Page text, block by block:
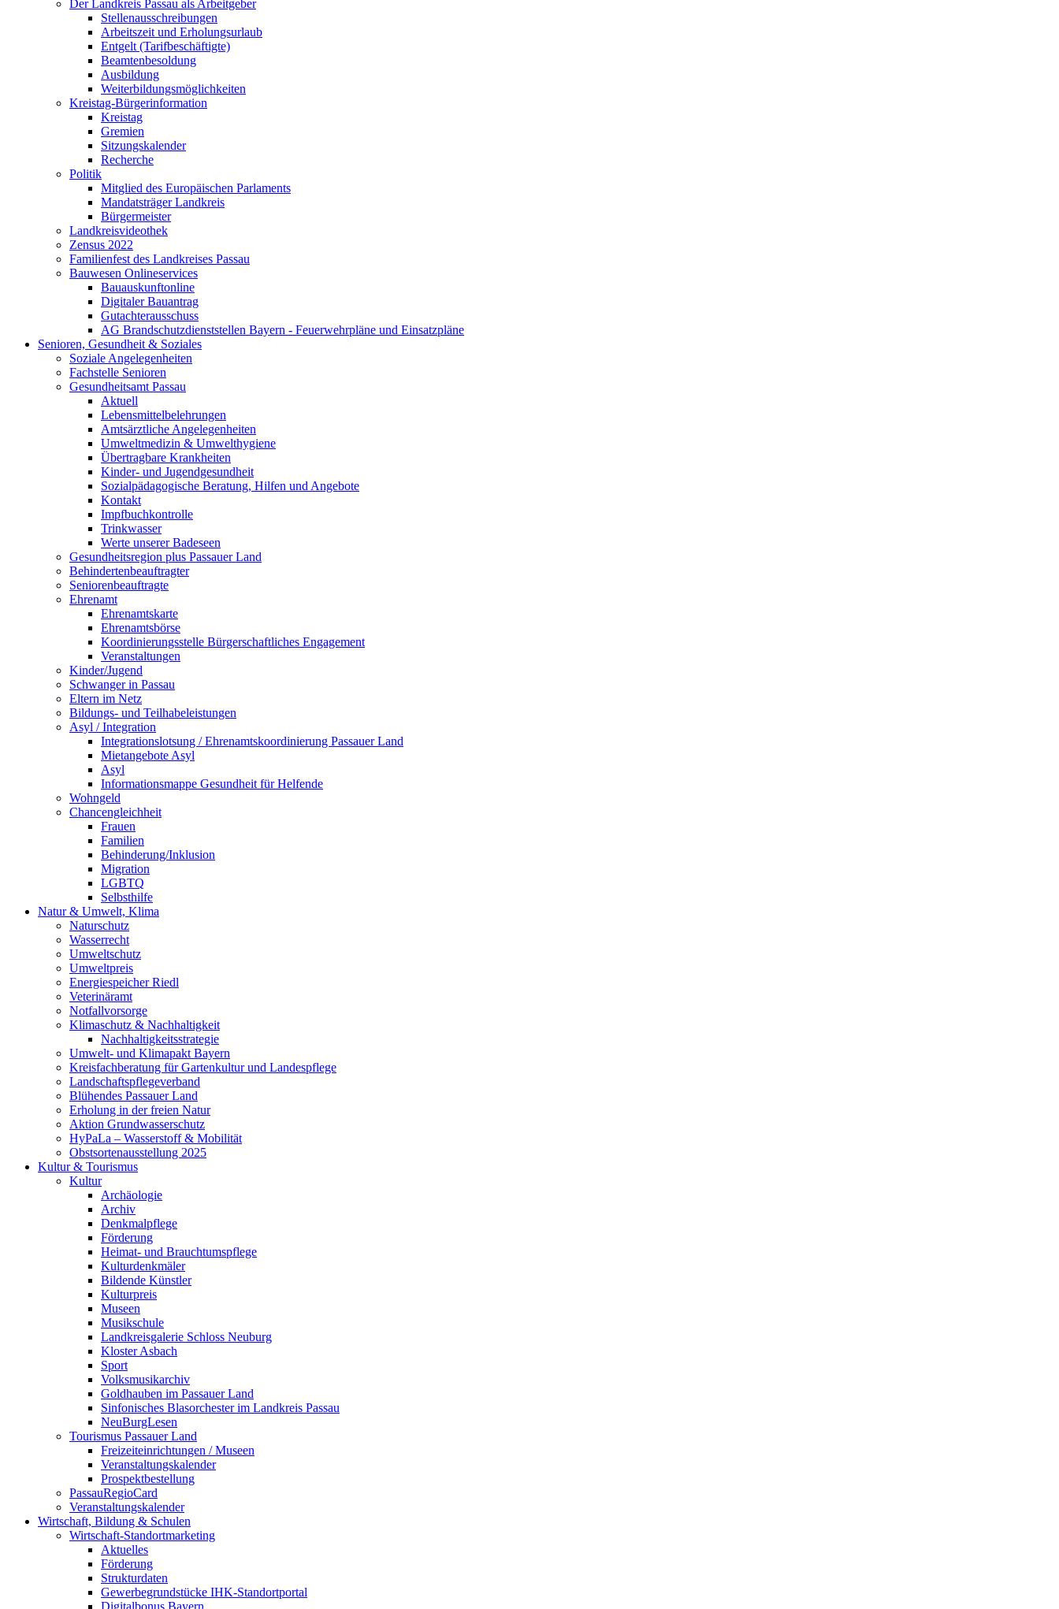
Der Landkreis Passau als Arbeitgeber
Stellenausschreibungen
Arbeitszeit und Erholungsurlaub
Entgelt (Tarifbeschäftigte)
Beamtenbesoldung
Ausbildung
Weiterbildungsmöglichkeiten
Kreistag-Bürgerinformation
Kreistag
Gremien
Sitzungskalender
Recherche
Politik
Mitglied des Europäischen Parlaments
Mandatsträger Landkreis
Bürgermeister
Landkreisvideothek
Zensus 2022
Familienfest des Landkreises Passau
Bauwesen Onlineservices
Bauauskunftonline
Digitaler Bauantrag
Gutachterausschuss
AG Brandschutzdienststellen Bayern - Feuerwehrpläne und Einsatzpläne
Senioren, Gesundheit & Soziales
Soziale Angelegenheiten
Fachstelle Senioren
Gesundheitsamt Passau
Aktuell
Lebensmittelbelehrungen
Amtsärztliche Angelegenheiten
Umweltmedizin & Umwelthygiene
Übertragbare Krankheiten
Kinder- und Jugendgesundheit
Sozialpädagogische Beratung, Hilfen und Angebote
Kontakt
Impfbuchkontrolle
Trinkwasser
Werte unserer Badeseen
Gesundheitsregion plus Passauer Land
Behindertenbeauftragter
Seniorenbeauftragte
Ehrenamt
Ehrenamtskarte
Ehrenamtsbörse
Koordinierungsstelle Bürgerschaftliches Engagement
Veranstaltungen
Kinder/Jugend
Schwanger in Passau
Eltern im Netz
Bildungs- und Teilhabeleistungen
Asyl / Integration
Integrationslotsung / Ehrenamtskoordinierung Passauer Land
Mietangebote Asyl
Asyl
Informationsmappe Gesundheit für Helfende
Wohngeld
Chancengleichheit
Frauen
Familien
Behinderung/Inklusion
Migration
LGBTQ
Selbsthilfe
Natur & Umwelt, Klima
Naturschutz
Wasserrecht
Umweltschutz
Umweltpreis
Energiespeicher Riedl
Veterinäramt
Notfallvorsorge
Klimaschutz & Nachhaltigkeit
Nachhaltigkeitsstrategie
Umwelt- und Klimapakt Bayern
Kreisfachberatung für Gartenkultur und Landespflege
Landschaftspflegeverband
Blühendes Passauer Land
Erholung in der freien Natur
Aktion Grundwasserschutz
HyPaLa – Wasserstoff & Mobilität
Obstsortenausstellung 2025
Kultur & Tourismus
Kultur
Archäologie
Archiv
Denkmalpflege
Förderung
Heimat- und Brauchtumspflege
Kulturdenkmäler
Bildende Künstler
Kulturpreis
Museen
Musikschule
Landkreisgalerie Schloss Neuburg
Kloster Asbach
Sport
Volksmusikarchiv
Goldhauben im Passauer Land
Sinfonisches Blasorchester im Landkreis Passau
NeuBurgLesen
Tourismus Passauer Land
Freizeiteinrichtungen / Museen
Veranstaltungskalender
Prospektbestellung
PassauRegioCard
Veranstaltungskalender
Wirtschaft, Bildung & Schulen
Wirtschaft-Standortmarketing
Aktuelles
Förderung
Strukturdaten
Gewerbegrundstücke IHK-Standortportal
Digitalbonus Bayern